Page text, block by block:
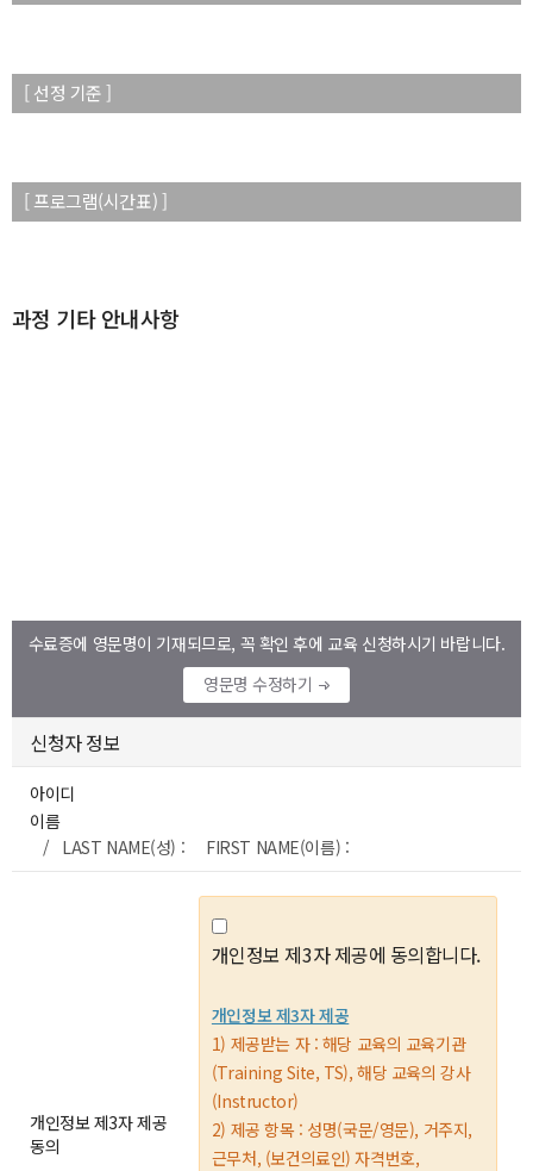
[ 선정 기준 ]
[ 프로그램(시간표) ]
과정 기타 안내사항
수료증에 영문명이 기재되므로, 꼭 확인 후에 교육 신청하시기 바랍니다.
영문명 수정하기
신청자 정보
아이디
이름
/ LAST NAME(성) : FIRST NAME(이름) :
개인정보 제3자 제공
동의
개인정보 제3자 제공에 동의합니다.
개인정보 제3자 제공
1) 제공받는 자 : 해당 교육의 교육기관
(Training Site, TS), 해당 교육의 강사
(Instructor)
2) 제공 항목 : 성명(국문/영문), 거주지,
근무처, (보건의료인) 자격번호,